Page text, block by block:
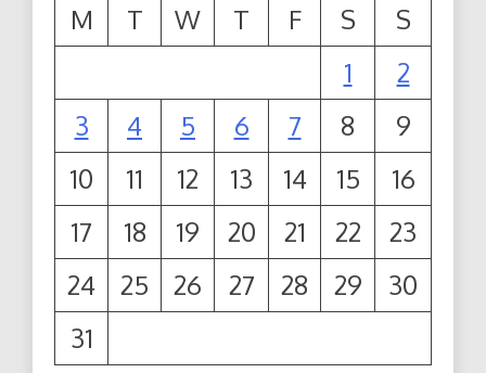
M
T W T F S
S
1
2
3
4 5 6 7 8
9
10
11 12 13 14 15
16
17
18 19 20 21 22
23
24
25 26 27 28 29
30
31